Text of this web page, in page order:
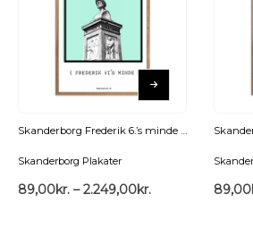
Skanderborg Frederik 6.’s minde Plakat
Skanderborg Plakater
89,00kr. – 2.249,00kr. 89,00